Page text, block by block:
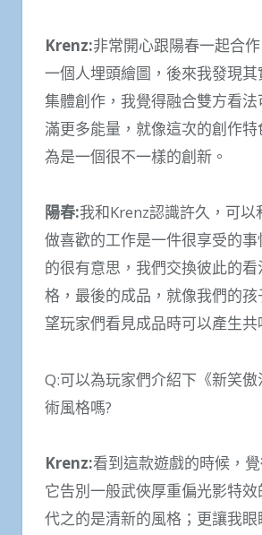
Krenz:非常開心跟陽春一起合
一個人埋頭繪圖，後來我發現
集體創作，我覺得融合雙方看
滿更多能量，就像這次的創作
為是一個很不一樣的創新。
陽春:我和Krenz認識許久，可以
做喜歡的工作是一件很享受的
的很有意思，我們交換彼此的
格，最後的成品，就像我們的
望玩家們看見成品時可以產生共
Q:可以為玩家們介紹下《新笑
術風格嗎?
Krenz:看到這款遊戲的時候，覺
它告別一般武俠厚重偏光影特
代之的是清新的風格；更讓我